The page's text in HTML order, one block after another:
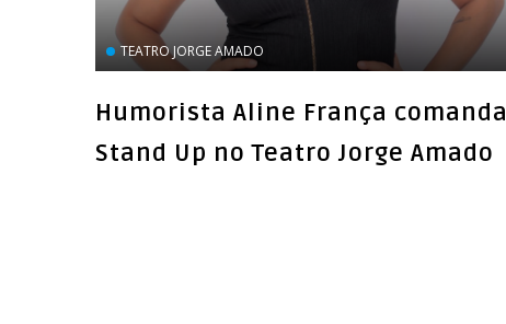
TEATRO JORGE AMADO
Humorista Aline França comanda
Stand Up no Teatro Jorge Amado